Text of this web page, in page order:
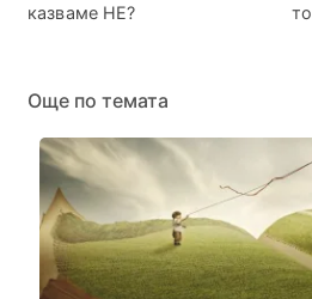
казваме НЕ?
Още по темата